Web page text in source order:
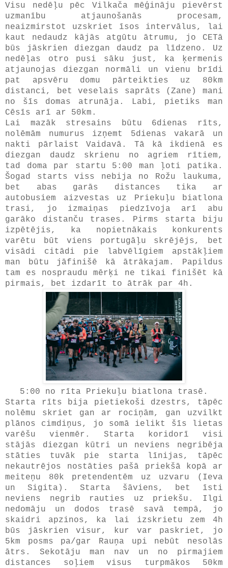
Visu nedēļu pēc Vilkača mēģināju pievērst
uzmanību atjaunošanās procesam,
neaizmirstot uzskriet īsos intervālus, lai
kaut nedaudz kājās atgūtu ātrumu, jo CETā
būs jāskrien diezgan daudz pa līdzeno. Uz
nedēļas otro pusi sāku just, ka ķermenis
atjaunojas diezgan normāli un vienu brīdi
pat apsvēru domu pārteikties uz 80km
distanci, bet veselais saprāts (Zane) mani
no šīs domas atrunāja. Labi, pietiks man
Cēsīs arī ar 50km.
Lai mazāk stresains būtu 6dienas rīts,
nolēmām numurus izņemt 5dienas vakarā un
nakti pārlaist Vaidavā. Tā kā ikdienā es
diezgan daudz skrienu no agriem rītiem,
tad doma par startu 5:00 man ļoti patika.
Šogad starts viss nebija no Rožu laukuma,
bet abas garās distances tika ar
autobusiem aizvestas uz Priekuļu biatlona
trasi, jo izmaiņas piedzīvoja arī abu
garāko distanču trases. Pirms starta biju
izpētējis, ka nopietnākais konkurents
varētu būt viens portugāļu skrējējs, bet
visādi citādi pie labvēlīgiem apstākļiem
man būtu jāfinišē kā ātrākajam. Papildus
tam es nospraudu mērķi ne tikai finišēt kā
pirmais, bet izdarīt to ātrāk par 4h.
5:00 no rīta Priekuļu biatlona trasē.
Starta rīts bija pietiekoši dzestrs, tāpēc
nolēmu skriet gan ar rociņām, gan uzvilkt
plānos cimdiņus, jo somā ielikt šīs lietas
varēšu vienmēr. Starta koridorī visi
stājās diezgan kūtri un neviens negribēja
stāties tuvāk pie starta līnijas, tāpēc
nekautrējos nostāties pašā priekšā kopā ar
meiteņu 80k pretendentēm uz uzvaru (Ieva
un Sigita). Starta šāviens, bet īsti
neviens negrib rauties uz priekšu. Ilgi
nedomāju un dodos trasē savā tempā, jo
skaidri apzinos, ka lai izskrietu zem 4h
būs jāskrien visur, kur var paskriet, jo
5km posms pa/gar Rauņa upi nebūt nesolās
ātrs. Sekotāju man nav un no pirmajiem
distances soļiem visus turpmākos 50km